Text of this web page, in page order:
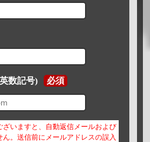
数記号) 必須
ざいますと、自動返信メールおよび
。送信前にメールアドレスの誤入